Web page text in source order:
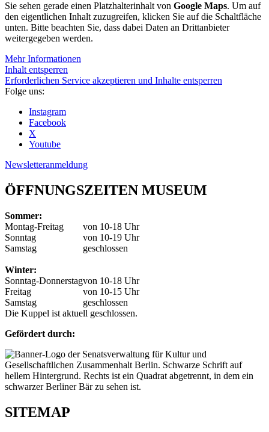
Sie sehen gerade einen Platzhalterinhalt von Google Maps. Um auf
den eigentlichen Inhalt zuzugreifen, klicken Sie auf die Schaltfläche
unten. Bitte beachten Sie, dass dabei Daten an Drittanbieter
weitergegeben werden.
Mehr Informationen
Inhalt entsperren
Erforderlichen Service akzeptieren und Inhalte entsperren
Folge uns:
Instagram
Facebook
X
Youtube
Newsletteranmeldung
ÖFFNUNGSZEITEN MUSEUM
Sommer:
Montag-Freitag
von 10-18 Uhr
Sonntag
von 10-19 Uhr
Samstag
geschlossen
Winter:
Sonntag-Donnerstagvon 10-18 Uhr
Freitag
von 10-15 Uhr
Samstag
geschlossen
Die Kuppel ist aktuell geschlossen.
Gefördert durch:
SITEMAP